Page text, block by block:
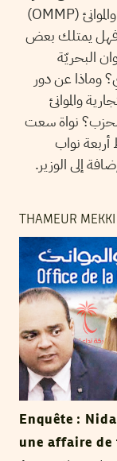
قضيّة الانتدابات في ديوان البحريّة التجاريّة والموانئ (OMMP)
فهل يمتلك بعض
البحريّة
وماذا عن دور
والموانئ
نواة سعت
نواب
إلى الوزير.
THAMEUR MEKKI
Enquête :
une affaire